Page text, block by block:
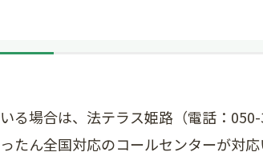
る場合は、法テラス姫路（電話：050-
たん全国対応のコールセンターが対応